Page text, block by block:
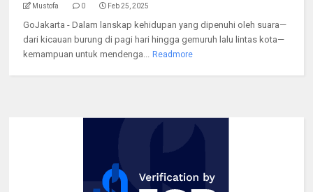
Mustofa 0 Feb 25, 2025
GoJakarta - Dalam lanskap kehidupan yang dipenuhi oleh suara—
dari kicauan burung di pagi hari hingga gemuruh lalu lintas kota—
kemampuan untuk mendenga...
Readmore